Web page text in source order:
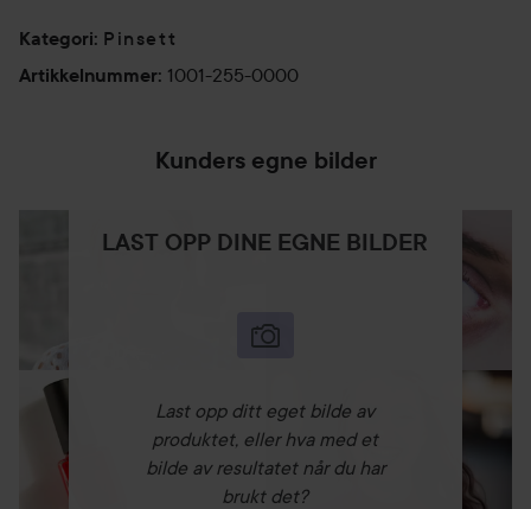
Kategori: Pinsett
Artikkelnummer: 1001-255-0000
Kunders egne bilder
LAST OPP DINE EGNE BILDER
Last opp ditt eget bilde av
produktet, eller hva med et
bilde av resultatet når du har
brukt det?